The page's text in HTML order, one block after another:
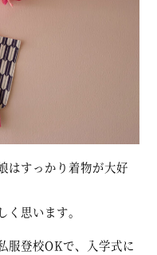
はすっかり着物が大好
思います。
服登校OKで、入学式に